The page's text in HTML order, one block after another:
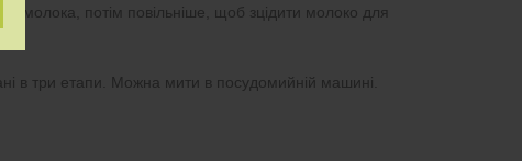
молока, потім повільніше, щоб зцідити молоко для
в три етапи. Можна мити в посудомийній машині.